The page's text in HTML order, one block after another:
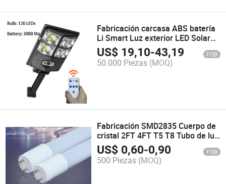
Fabricación carcasa ABS batería
Li Smart Luz exterior LED Solar
Luz de calle para
estacionamiento
US$ 19,10-43,19 FOB
50.000 Piezas (MOQ)
Fabricación SMD2835 Cuerpo de
cristal 2FT 4FT T5 T8 Tubo de luz
LED 18W para oficina
US$ 0,60-0,90 FOB
500 Piezas (MOQ)